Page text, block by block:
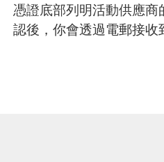
憑證底部列明活動供應
認後，你會透過電郵接收